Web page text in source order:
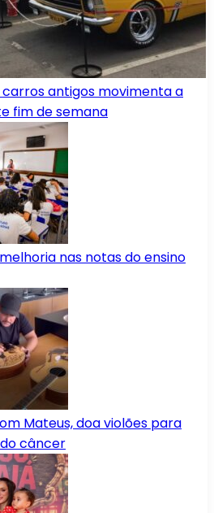
carros antigos movimenta a
fim de semana
nas notas do ensino
Mateus, doa violões para
câncer